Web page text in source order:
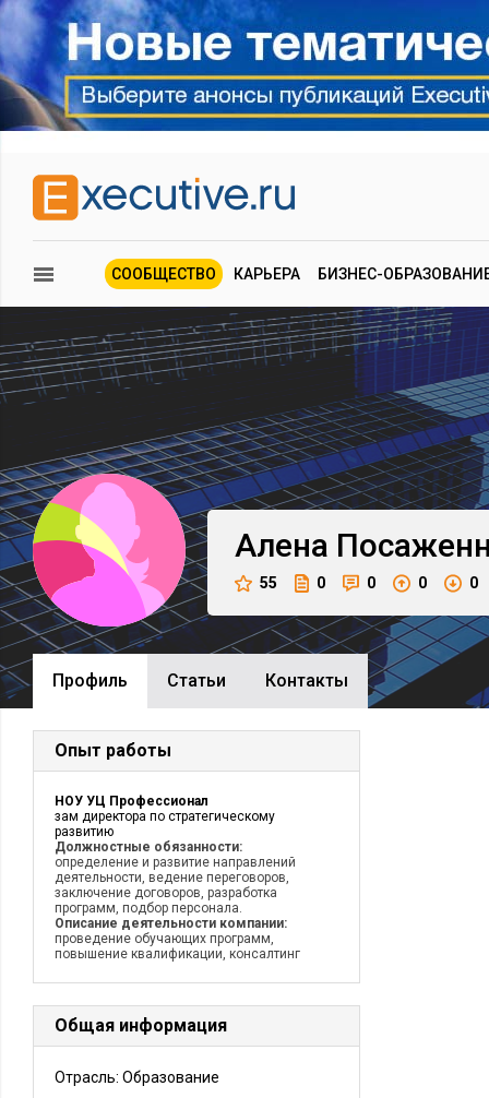
СООБЩЕСТВО КАРЬЕРА БИЗНЕС-
Алена
55 0 0 0 0
Профиль Cтатьи Контакты
Опыт работы
НОУ УЦ Профессионал
зам директора по стратегическому
развитию
Должностные обязанности:
определение и развитие направлений
деятельности, ведение переговоров,
заключение договоров, разработка
программ, подбор персонала.
Описание деятельности компании:
проведение обучающих программ,
повышение квалификации, консалтинг
Общая информация
Отрасль: Образование